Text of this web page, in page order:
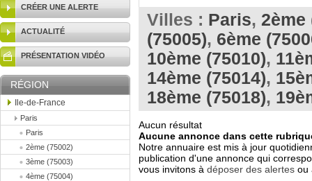
CRÉER UNE ALERTE
ACTUALITÉ
PRÉSENTATION VIDÉO
RÉGION
Ile-de-France
Paris
Paris
2ème (75002)
3ème (75003)
4ème (75004)
Villes : Paris, 2ème
(75005), 6ème
10ème (75010),
14ème (75014),
18ème (75018),
Aucun résultat
Aucune annonce dans cette
Notre annuaire est mis à jour
publication d'une annonce qui
vous invitons à déposer des alertes ou